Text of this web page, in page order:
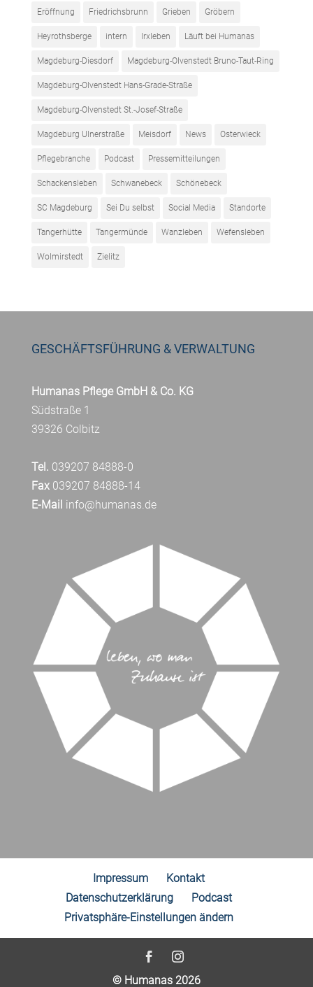
Eröffnung Friedrichsbrunn Grieben Gröbern
Heyrothsberge intern Irxleben Läuft bei Humanas
Magdeburg-Diesdorf Magdeburg-Olvenstedt Bruno-Taut-Ring
Magdeburg-Olvenstedt Hans-Grade-Straße
Magdeburg-Olvenstedt St.-Josef-Straße
Magdeburg Ulnerstraße Meisdorf News Osterwieck
Pflegebranche Podcast Pressemitteilungen
Schackensleben Schwanebeck Schönebeck
SC Magdeburg Sei Du selbst Social Media Standorte
Tangerhütte Tangermünde Wanzleben Wefensleben
Wolmirstedt Zielitz
GESCHÄFTSFÜHRUNG & VERWALTUNG
Humanas Pflege GmbH & Co. KG
Südstraße 1
39326 Colbitz
Tel. 039207 84888-0
Fax039207 84888-14
E-Mail info@humanas.de
Impressum
Kontakt
Datenschutzerklärung
Podcast
Privatsphäre-Einstellungen ändern
© Humanas 2026